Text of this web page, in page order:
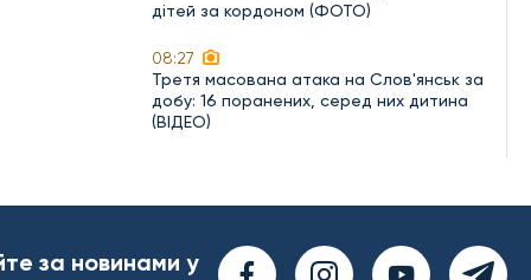
дітей за кордоном (ФОТО)
08:27
Третя масована атака на Слов'янськ за
добу: 16 поранених, серед них дитина
(ВІДЕО)
за новинами у